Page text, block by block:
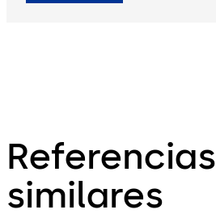
Referencias
similares